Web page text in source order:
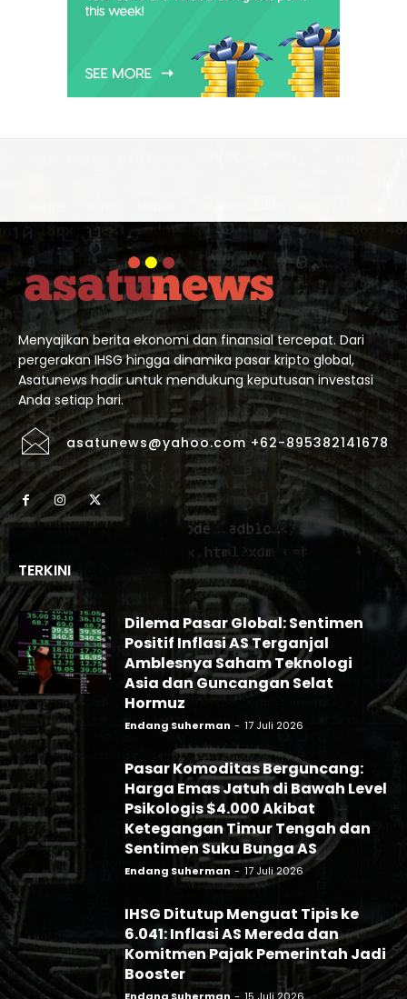
Menyajikan berita ekonomi dan finansial tercepat. Dari
pergerakan IHSG hingga dinamika pasar kripto global,
Asatunews hadir untuk mendukung keputusan investasi
Anda setiap hari.
asatunews@yahoo.com +62-895382141678
TERKINI
Dilema Pasar Global: Sentimen
Positif Inflasi AS Terganjal
Amblesnya Saham Teknologi
Asia dan Guncangan Selat
Hormuz
Endang Suherman - 17 Juli 2026
Pasar Komoditas Berguncang:
Harga Emas Jatuh di Bawah Level
Psikologis $4.000 Akibat
Ketegangan Timur Tengah dan
Sentimen Suku Bunga AS
Endang Suherman - 17 Juli 2026
IHSG Ditutup Menguat Tipis ke
6.041: Inflasi AS Mereda dan
Komitmen Pajak Pemerintah Jadi
Booster
Endang Suherman - 15 Juli 2026